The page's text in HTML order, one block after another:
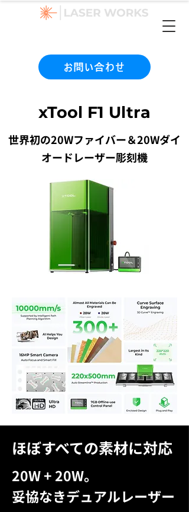
お問い合わせ
xTool F1 Ultra
世界初の20Wファイバー＆20Wダイ
オードレーザー彫刻機
ほぼすべての素材に対応
20W + 20W。
妥協なきデュアルレーザー